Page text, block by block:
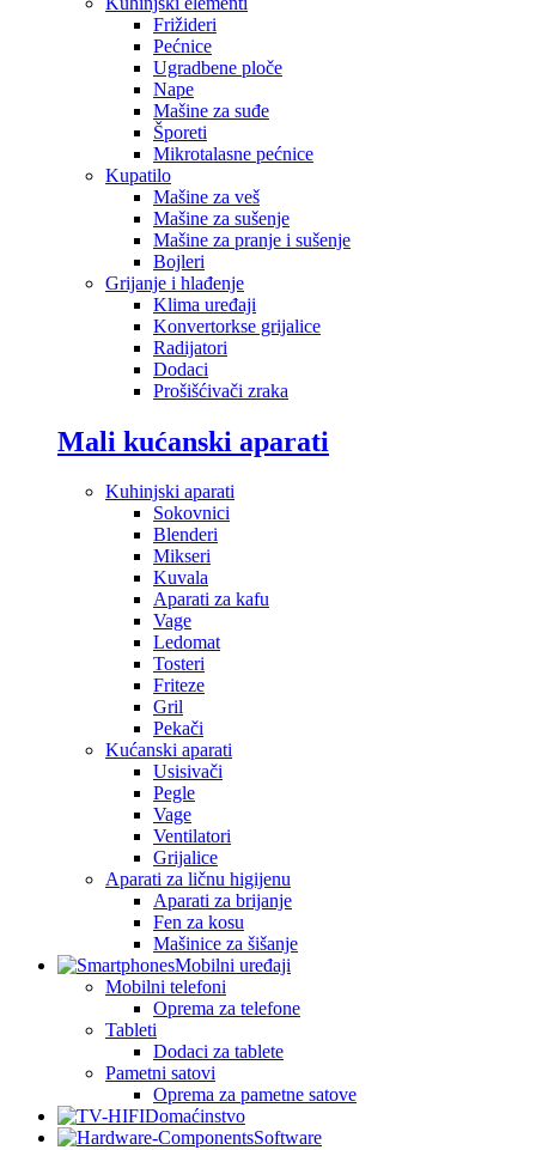
Frižideri
Pećnice
Ugradbene ploče
Nape
Mašine za suđe
Šporeti
Mikrotalasne pećnice
Kupatilo
Mašine za veš
Mašine za sušenje
Mašine za pranje i sušenje
Bojleri
Grijanje i hlađenje
Klima uređaji
Konvertorkse grijalice
Radijatori
Dodaci
Prošišćivači zraka
Mali kućanski aparati
Kuhinjski aparati
Sokovnici
Blenderi
Mikseri
Kuvala
Aparati za kafu
Vage
Ledomat
Tosteri
Friteze
Gril
Pekači
Kućanski aparati
Usisivači
Pegle
Vage
Ventilatori
Grijalice
Aparati za ličnu higijenu
Aparati za brijanje
Fen za kosu
Mašinice za šišanje
Mobilni uređaji
Mobilni telefoni
Oprema za telefone
Tableti
Dodaci za tablete
Pametni satovi
Oprema za pametne satove
Domaćinstvo
Software